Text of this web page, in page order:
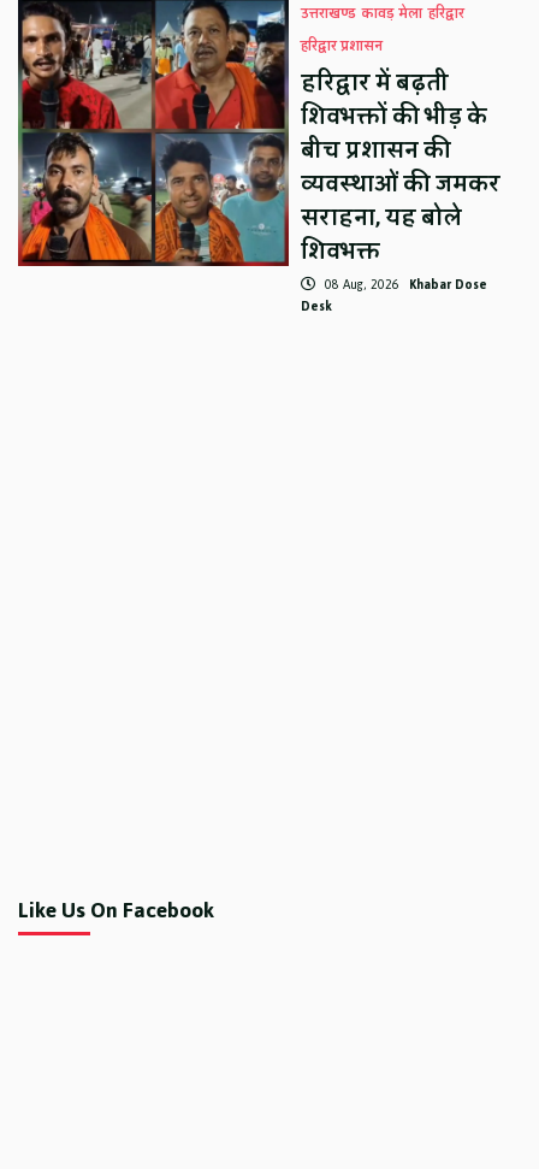
उत्तराखण्ड कावड़ मेला हरिद्वार
हरिद्वार प्रशासन
हरिद्वार में बढ़ती
शिवभक्तों की भीड़ के
बीच प्रशासन की
व्यवस्थाओं की जमकर
सराहना, यह बोले
शिवभक्त
08 Aug, 2026 Khabar Dose
Desk
Like Us On Facebook